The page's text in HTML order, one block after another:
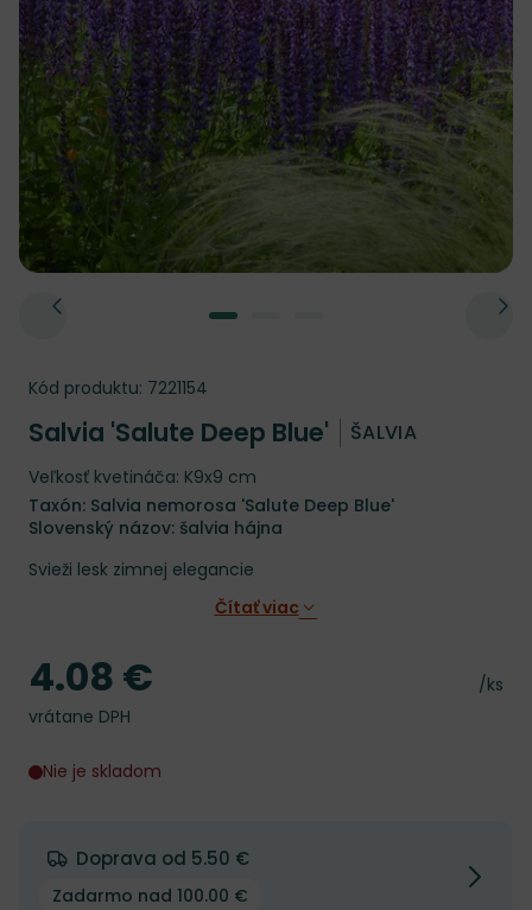
Kód produktu: 7221154
Salvia 'Salute Deep Blue' ŠALVIA
Veľkosť kvetináča: K9x9 cm
Taxón: Salvia nemorosa 'Salute Deep Blue'
Slovenský názov: šalvia hájna
Svieži lesk zimnej elegancie
Čítať viac
Cena
/ks
Cena
4.08 €
vrátane DPH
Nie je skladom
Doprava od 5.50 €
Zadarmo nad 100.00 €